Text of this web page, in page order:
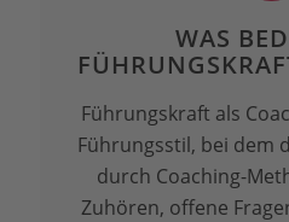
WAS
Führungskraft als
Führungsstil, bei dem
durch Coaching-
Zuhören, offene